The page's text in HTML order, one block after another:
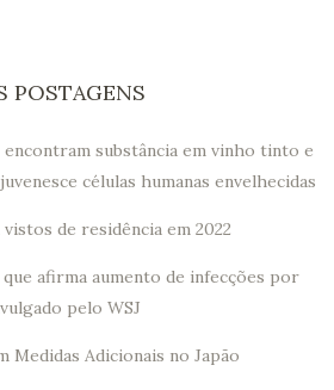
POSTAGENS
substância em vinho tinto e
células humanas envelhecidas
de residência em 2022
afirma aumento de infecções por
pelo WSJ
Medidas Adicionais no Japão